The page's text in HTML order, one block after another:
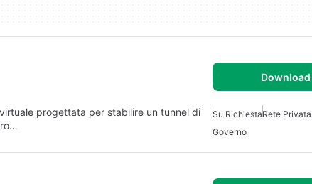
progettata per stabilire un tunnel di
Su RichiestaRete
Governo